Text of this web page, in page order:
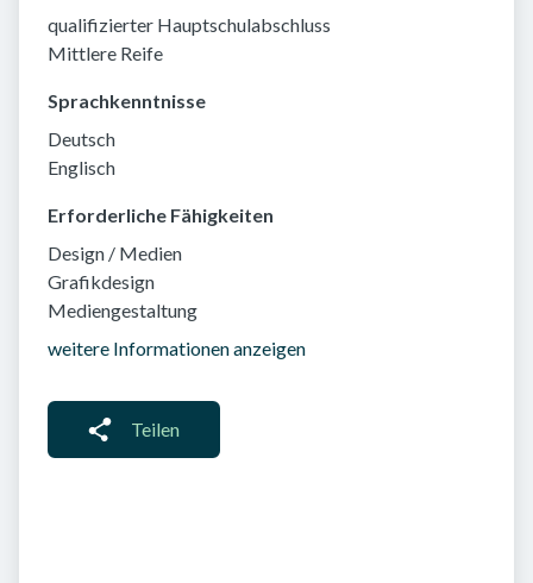
qualifizierter Hauptschulabschluss
Mittlere Reife
Sprachkenntnisse
Deutsch
Englisch
Erforderliche Fähigkeiten
Design / Medien
Grafikdesign
Mediengestaltung
weitere Informationen anzeigen
Teilen